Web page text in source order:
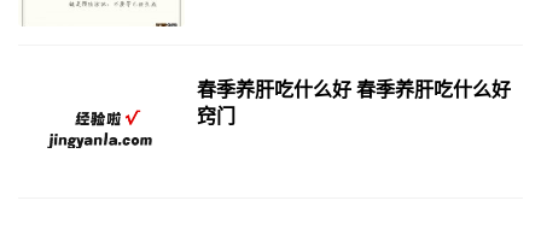
春季养肝吃什么好 春季养肝吃什么好
窍门